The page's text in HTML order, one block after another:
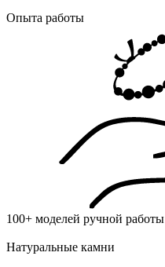
Опыта работы
100+ моделей ручной работы
Натуральные камни